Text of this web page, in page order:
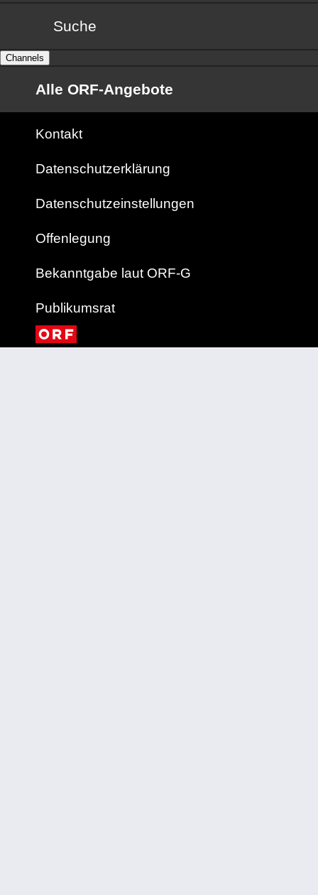
Suche
Channels
Alle ORF-Angebote
Kontakt
Datenschutzerklärung
Datenschutzeinstellungen
Offenlegung
Bekanntgabe laut ORF-G
Publikumsrat